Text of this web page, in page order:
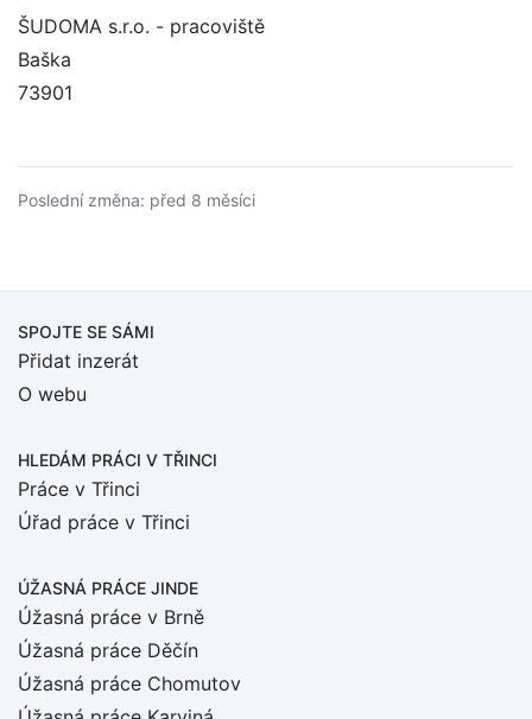
ŠUDOMA s.r.o. - pracoviště
Baška
73901
Poslední změna: před 8 měsíci
SPOJTE SE SÁMI
Přidat inzerát
O webu
HLEDÁM PRÁCI V TŘINCI
Práce v Třinci
Úřad práce v Třinci
ÚŽASNÁ PRÁCE JINDE
Úžasná práce v Brně
Úžasná práce Děčín
Úžasná práce Chomutov